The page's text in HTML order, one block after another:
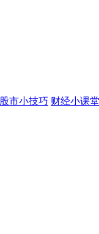
股市小技巧 财经小课堂